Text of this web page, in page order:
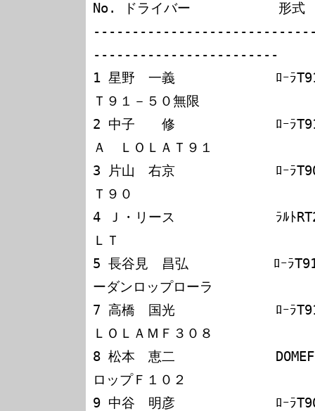
No. ドライバー　　　　　　 形式
------------------------
1 星野　一義             ﾛｰﾗ
Ｔ９１－５０無限
2 中子　　修             ﾛｰﾗT91-
Ａ　ＬＯＬＡＴ９１
3 片山　右京             ﾛｰﾗ
Ｔ９０
4 Ｊ・リース             ﾗﾙﾄ
ＬＴ
5 長谷見　昌弘           ﾛｰﾗT91-
ーダンロップローラ
7 高橋　国光             ﾛｰﾗ
ＬＯＬＡＭＦ３０８
8 松本　恵二
ロップＦ１０２
9 中谷　明彦             ﾛｰﾗT90-